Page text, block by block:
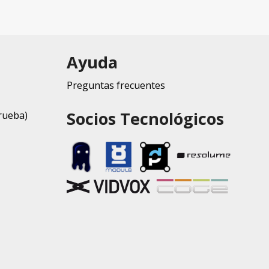
Ayuda
Preguntas frecuentes
Socios Tecnológicos